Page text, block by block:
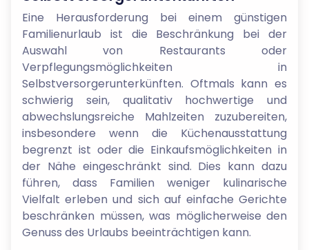
Eine Herausforderung bei einem günstigen
Familienurlaub ist die Beschränkung bei der
Auswahl von Restaurants oder
Verpflegungsmöglichkeiten in
Selbstversorgerunterkünften. Oftmals kann es
schwierig sein, qualitativ hochwertige und
abwechslungsreiche Mahlzeiten zuzubereiten,
insbesondere wenn die Küchenausstattung
begrenzt ist oder die Einkaufsmöglichkeiten in
der Nähe eingeschränkt sind. Dies kann dazu
führen, dass Familien weniger kulinarische
Vielfalt erleben und sich auf einfache Gerichte
beschränken müssen, was möglicherweise den
Genuss des Urlaubs beeinträchtigen kann.